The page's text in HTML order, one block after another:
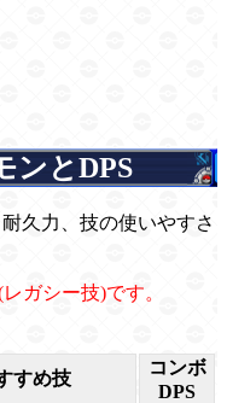
ンとDPS
久力、技の使いやすさ
ガシー技)です。
すめ技
コンボ
DPS